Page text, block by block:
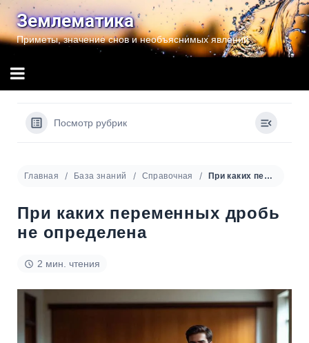
Перейти
содержимому
Землематика
Приметы, значение снов и необъяснимых явлений
Посмотр рубрик
Главная База знаний Справочная При каких переменных дробь не определена
При каких переменных дробь
не определена
2 мин. чтения